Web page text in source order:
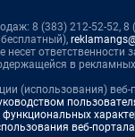
8 (383) 212-52-52, 8
несет ответственности
в
(использования) веб-
веб-